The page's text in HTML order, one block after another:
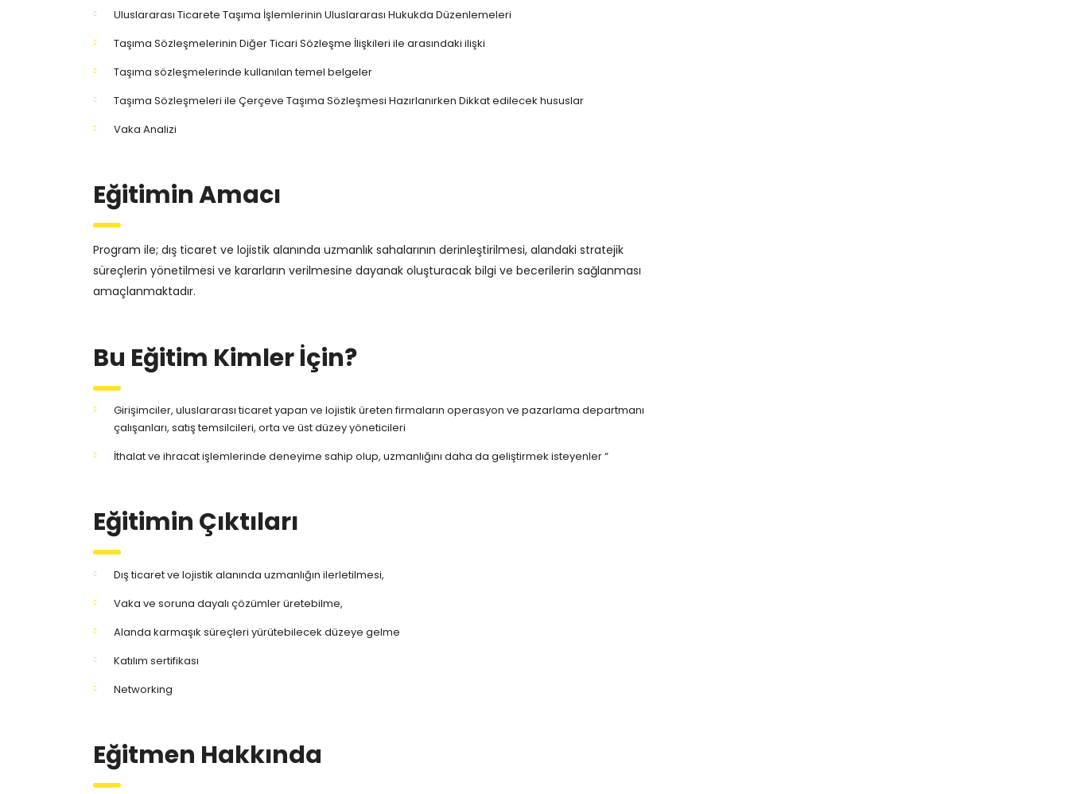
Uluslararası Ticarete Taşıma İşlemlerinin Uluslararası Hukukda Düzenlemeleri
Taşıma Sözleşmelerinin Diğer Ticari Sözleşme İlişkileri ile arasındaki ilişki
Taşıma sözleşmelerinde kullanılan temel belgeler
Taşıma Sözleşmeleri ile Çerçeve Taşıma Sözleşmesi Hazırlanırken Dikkat edilecek hususlar
Vaka Analizi
Eğitimin Amacı
Program ile; dış ticaret ve lojistik alanında uzmanlık sahalarının derinleştirilmesi, alandaki stratejik
süreçlerin yönetilmesi ve kararların verilmesine dayanak oluşturacak bilgi ve becerilerin sağlanması
amaçlanmaktadır.
Bu Eğitim Kimler İçin?
Girişimciler, uluslararası ticaret yapan ve lojistik üreten firmaların operasyon ve pazarlama departmanı
çalışanları, satış temsilcileri, orta ve üst düzey yöneticileri
İthalat ve ihracat işlemlerinde deneyime sahip olup, uzmanlığını daha da geliştirmek isteyenler “
Eğitimin Çıktıları
Dış ticaret ve lojistik alanında uzmanlığın ilerletilmesi,
Vaka ve soruna dayalı çözümler üretebilme,
Alanda karmaşık süreçleri yürütebilecek düzeye gelme
Katılım sertifikası
Networking
Eğitmen Hakkında